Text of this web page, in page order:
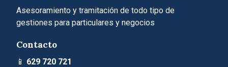
Asesoramiento y tramitación de todo tipo de
gestiones para particulares y negocios
Contacto
📱 629 720 721